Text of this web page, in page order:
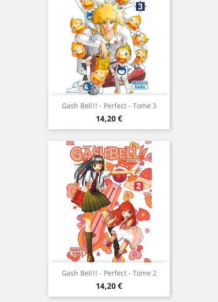
Gash Bell!! - Perfect - Tome 3
Prix
14,20 €
Gash Bell!! - Perfect - Tome 2
Prix
14,20 €